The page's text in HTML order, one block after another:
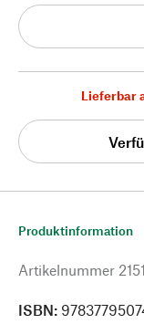
Lieferbar
Produktinformation
Artikelnummer
ISBN: